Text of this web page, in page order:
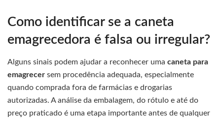
Como identificar se a caneta
emagrecedora é falsa ou irregular?
Alguns sinais podem ajudar a reconhecer uma caneta para
emagrecer sem procedência adequada, especialmente
quando comprada fora de farmácias e drogarias
autorizadas. A análise da embalagem, do rótulo e até do
preço praticado é uma etapa importante antes de qualquer